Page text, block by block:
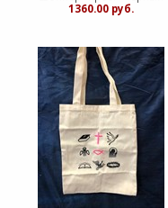
1360.00 руб.